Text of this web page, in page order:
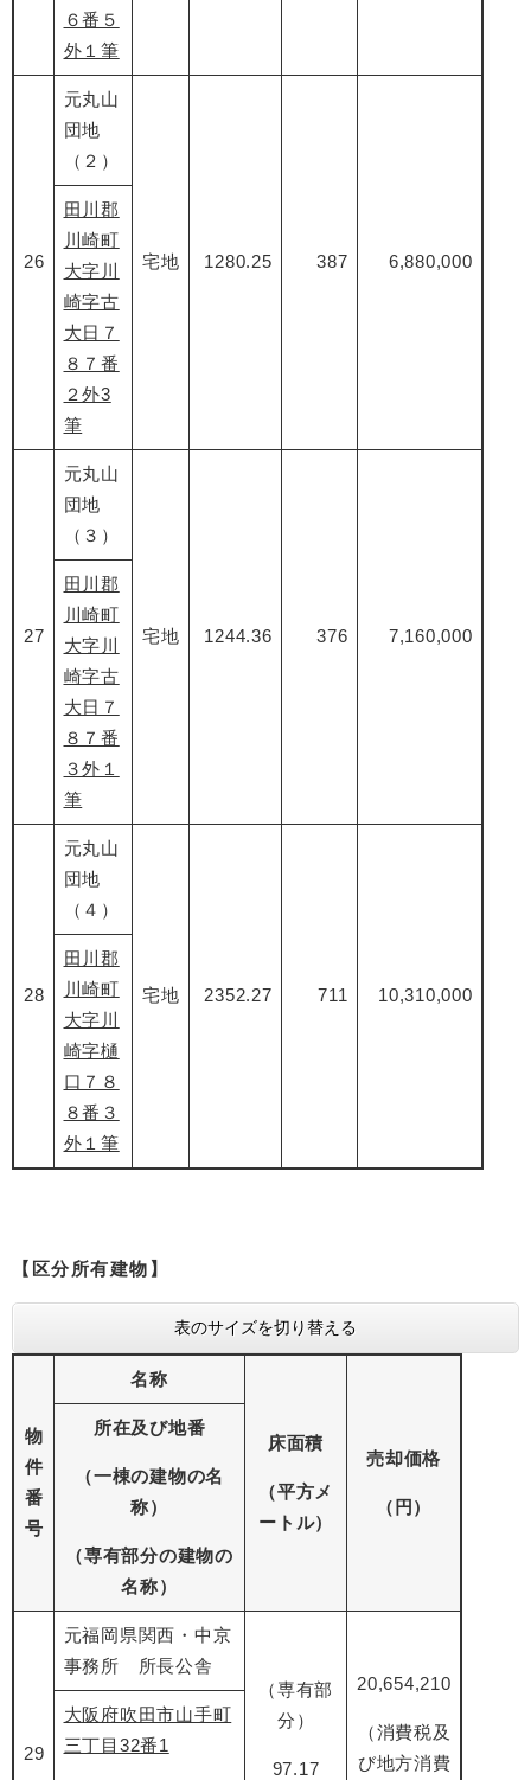
６番５
外１筆
26
元丸山
団地
（２）
宅地 1280.25 387 6,880,000
田川郡
川崎町
大字川
崎字古
大日７
８７番
２外3
筆
27
元丸山
団地
（３）
宅地 1244.36 376 7,160,000
田川郡
川崎町
大字川
崎字古
大日７
８７番
３外１
筆
28
元丸山
団地
（４）
宅地 2352.27 711 10,310,000
田川郡
川崎町
大字川
崎字樋
口７８
８番３
外１筆
【区分所有建物】
表のサイズを切り替える
物
件
番
号
名称
床面積
（平方メ
ートル）
売却価格
（円）
所在及び地番
（一棟の建物の名
称）
（専有部分の建物の
名称）
29
元福岡県関西・中京
事務所 所長公舎
（専有部
分）
97.17
20,654,210
（消費税及
び地方消費
大阪府吹田市山手町
三丁目32番1